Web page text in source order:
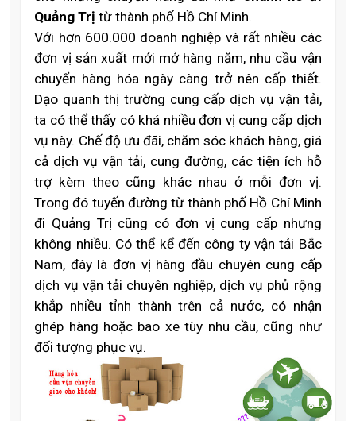
Quảng Trị từ thành phố Hồ Chí Minh.
Với hơn 600.000 doanh nghiệp và rất nhiều các
đơn vị sản xuất mới mở hàng năm, nhu cầu vận
chuyển hàng hóa ngày càng trở nên cấp thiết.
Dạo quanh thị trường cung cấp dịch vụ vận tải,
ta có thể thấy có khá nhiều đơn vị cung cấp dịch
vụ này. Chế độ ưu đãi, chăm sóc khách hàng, giá
cả dịch vụ vận tải, cung đường, các tiện ích hỗ
trợ kèm theo cũng khác nhau ở mỗi đơn vị.
Trong đó tuyến đường từ thành phố Hồ Chí Minh
đi Quảng Trị cũng có đơn vị cung cấp nhưng
không nhiều. Có thể kể đến công ty vận tải Bắc
Nam, đây là đơn vị hàng đầu chuyên cung cấp
dịch vụ vận tải chuyên nghiệp, dịch vụ phủ rộng
khắp nhiều tỉnh thành trên cả nước, có nhận
ghép hàng hoặc bao xe tùy nhu cầu, cũng như
đối tượng phục vụ.